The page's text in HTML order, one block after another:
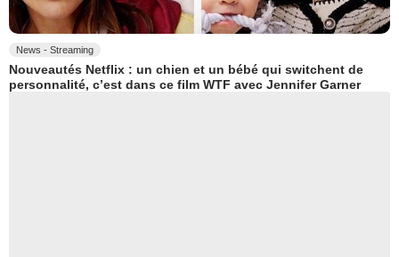
News - Streaming
Nouveautés Netflix : un chien et un bébé qui switchent de
personnalité, c’est dans ce film WTF avec Jennifer Garner